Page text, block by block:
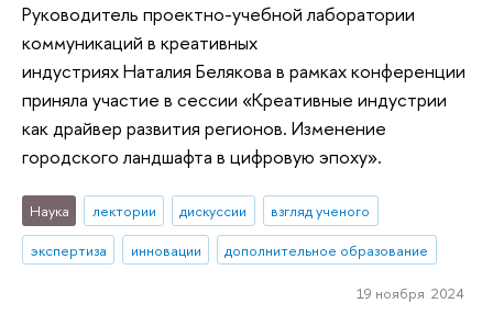
Руководитель проектно-учебной лаборатории
коммуникаций в креативных
индустриях Наталия Белякова в рамках конференции
приняла участие в сессии «Креативные индустрии
как драйвер развития регионов. Изменение
городского ландшафта в цифровую эпоху».
Наука лектории дискуссии
взгляд ученого
экспертиза
инновации дополнительное образование
19 ноября 2024